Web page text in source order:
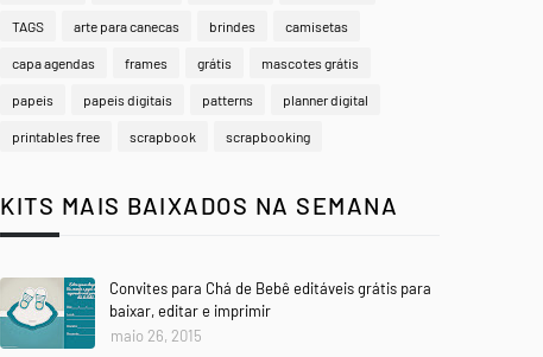
TAGS arte para canecas brindes camisetas
capa agendas frames grátis mascotes grátis
papeis papeis digitais patterns planner digital
printables free scrapbook scrapbooking
KITS MAIS BAIXADOS NA SEMANA
Convites para Chá de Bebê editáveis grátis para
baixar, editar e imprimir
maio 26, 2015